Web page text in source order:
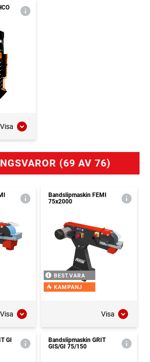
Visa
(69 AV 76)
Visa
Bandslipmaskin FEMI
75x2000
BEST.VARA
KAMPANJ
Visa
GI
Bandslipmaskin GRIT
GIS/GI 75/150